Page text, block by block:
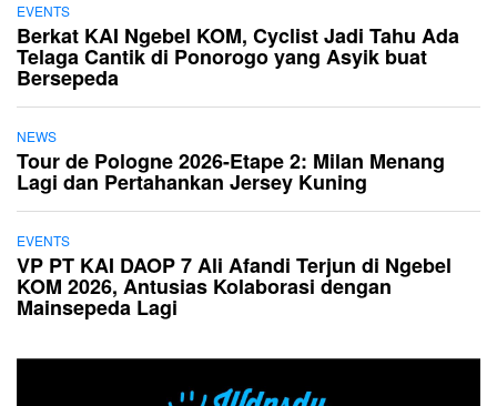
EVENTS
Berkat KAI Ngebel KOM, Cyclist Jadi Tahu Ada
Telaga Cantik di Ponorogo yang Asyik buat
Bersepeda
NEWS
Tour de Pologne 2026-Etape 2: Milan Menang
Lagi dan Pertahankan Jersey Kuning
EVENTS
VP PT KAI DAOP 7 Ali Afandi Terjun di Ngebel
KOM 2026, Antusias Kolaborasi dengan
Mainsepeda Lagi